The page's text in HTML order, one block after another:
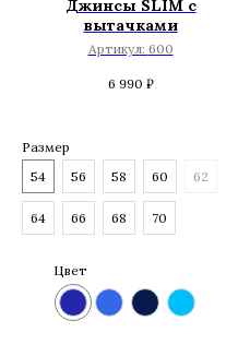
Джинсы SLIM с
вытачками
Артикул: 600
6 990 ₽
Размер
54
56 58 60 62
64 66 68 70
Цвет